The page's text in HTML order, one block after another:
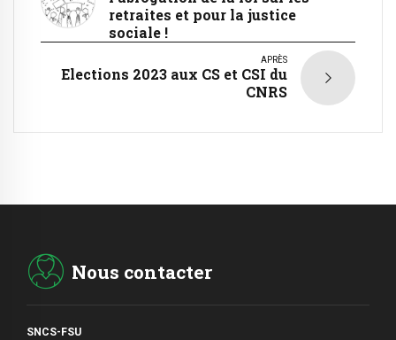
retraites et pour la justice
sociale !
APRÈS
Elections 2023 aux CS et CSI du
CNRS
Nous contacter
SNCS-FSU